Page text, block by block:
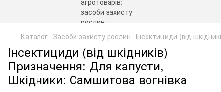
Каталог Засоби захисту рослин Інсектициди (від
Інсектициди (від шкідників)
Призначення: Для капусти,
Шкідники: Самшитова вогнівка